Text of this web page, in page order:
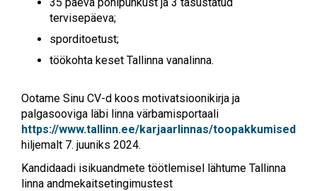
tervisepäeva;
sporditoetust;
töökohta keset Tallinna vanalinna.
Ootame Sinu CV-d koos motivatsioonikirja ja
palgasooviga läbi linna värbamisportaali
https://www.tallinn.ee/karjaarlinnas/toopakkumised
hiljemalt 7. juuniks 2024.
Kandidaadi isikuandmete töötlemisel lähtume Tallinna
linna andmekaitsetingimustest